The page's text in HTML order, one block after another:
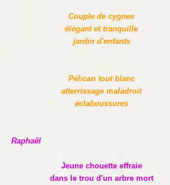
Couple de cygnes
élégant et tranquille
jardin d'enfants
Pélican tout blanc
atterrissage maladroit
éclaboussures
Raphaël
Jeune chouette effraie
dans le trou d'un arbre mort